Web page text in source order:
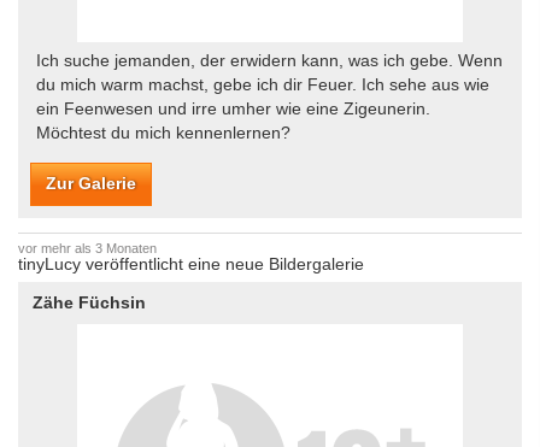
Ich suche jemanden, der erwidern kann, was ich gebe. Wenn
du mich warm machst, gebe ich dir Feuer. Ich sehe aus wie
ein Feenwesen und irre umher wie eine Zigeunerin.
Möchtest du mich kennenlernen?
Zur Galerie
vor mehr als 3 Monaten
tinyLucy veröffentlicht eine neue Bildergalerie
Zähe Füchsin